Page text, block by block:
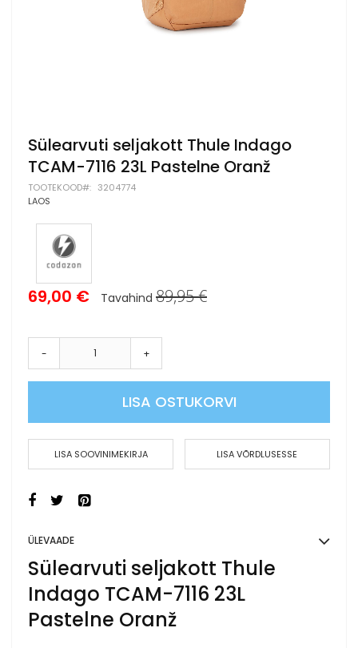
Skip
to
the
beginning
of
images
gallery
Sülearvuti seljakott Thule Indago
TCAM-7116 23L Pastelne Oranž
TOOTEKOOD
3204774
LAOS
Special
Price
69,00 € Tavahind 89,95 €
- +
LISA OSTUKORVI
LISA SOOVINIMEKIRJA LISA VÕRDLUSESSE
ÜLEVAADE
Sülearvuti seljakott Thule
Indago TCAM-7116 23L
Pastelne Oranž